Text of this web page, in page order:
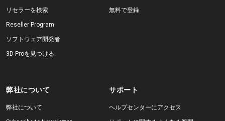
リセラーを検索
Reseller Program
ソフトウェア開発者
3D Proを見つける
無料で登録
弊社について
弊社について
サポート
ヘルプセンターにアクセス